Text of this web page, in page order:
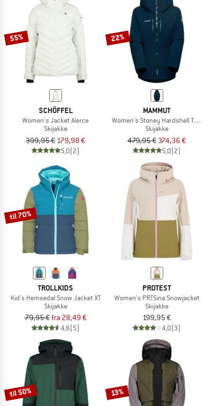
55%
SCHÖFFEL
Women's Jacket Alerce
Skijakke
399,95 € 179,98 €
5,0(2)
22%
MAMMUT
Women's Stoney Hardshell Thermo
Skijakke
479,95 € 374,36 €
5,0(2)
til 70%
TROLLKIDS
Kid's Hemsedal Snow Jacket XT
Skijakke
79,95 €fra 28,49 €
4,6(5)
PROTEST
Women's PRTSina Snowjacket
Skijakke
199,95 €
4,0(3)
til 50% 13%